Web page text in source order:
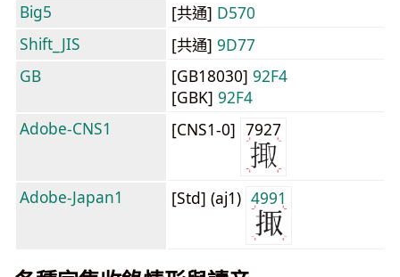
Big5 [共通] D570
Shift_JIS
[共通] 9D77
GB
[GB18030] 92F4
[GBK] 92F4
Adobe-CNS1
[CNS1-0] 7927
Adobe-Japan1 [Std] (aj1) 4991